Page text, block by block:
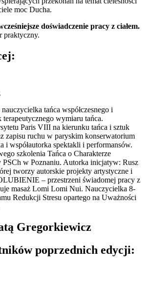
moc Ducha.
doświadczenie pracy z ciałem.
praktyczny.
tańca współczesnego i
wymiaru tańca.
Paris VIII na kierunku tańca i sztuk
zapisu ruchu w paryskim konserwatorium
i współautorka spektakli i performansów.
szkolenia Tańca o Charakterze
PSCh w Poznaniu. Autorka inicjatyw: Rusz
tworzy autorskie projekty artystyczne i
– przestrzeni świadomej pracy z
masaż Lomi Lomi Nui. Nauczycielka 8-
Redukcji Stresu opartego na Uważności
Gregorkiewicz
poprzednich edycji: